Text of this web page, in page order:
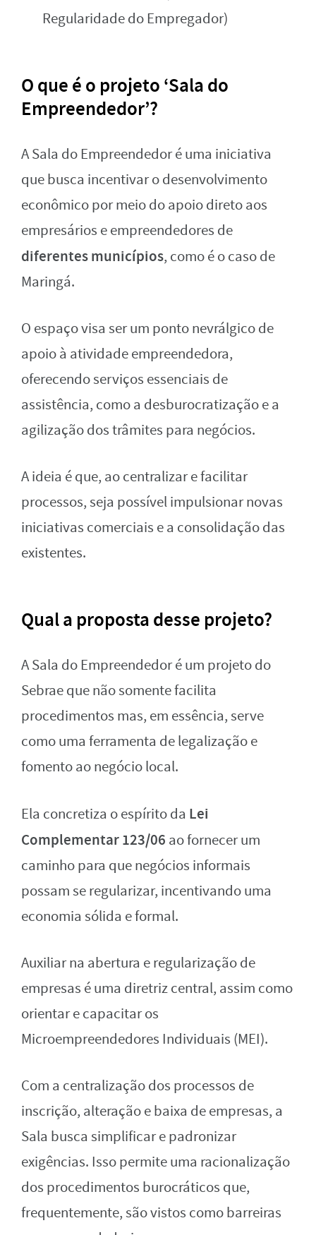
Regularidade do Empregador)
O que é o projeto ‘Sala do
Empreendedor’?
A Sala do Empreendedor é uma iniciativa
que busca incentivar o desenvolvimento
econômico por meio do apoio direto aos
empresários e empreendedores de
diferentes municípios, como é o caso de
Maringá.
O espaço visa ser um ponto nevrálgico de
apoio à atividade empreendedora,
oferecendo serviços essenciais de
assistência, como a desburocratização e a
agilização dos trâmites para negócios.
A ideia é que, ao centralizar e facilitar
processos, seja possível impulsionar novas
iniciativas comerciais e a consolidação das
existentes.
Qual a proposta desse projeto?
A Sala do Empreendedor é um projeto do
Sebrae que não somente facilita
procedimentos mas, em essência, serve
como uma ferramenta de legalização e
fomento ao negócio local.
Ela concretiza o espírito da Lei
Complementar 123/06 ao fornecer um
caminho para que negócios informais
possam se regularizar, incentivando uma
economia sólida e formal.
Auxiliar na abertura e regularização de
empresas é uma diretriz central, assim como
orientar e capacitar os
Microempreendedores Individuais (MEI).
Com a centralização dos processos de
inscrição, alteração e baixa de empresas, a
Sala busca simplificar e padronizar
exigências. Isso permite uma racionalização
dos procedimentos burocráticos que,
frequentemente, são vistos como barreiras